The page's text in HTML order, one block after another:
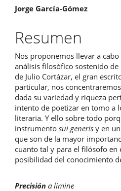
Contenido
principal
del
artículo
Jorge García-Gómez
Resumen
Nos proponemos llevar a
análisis filosófico sostenido de
de Julio Cortázar, el gran
particular, nos
dada su variedad y riqueza
intento de poetizar en tomo a
literaria. Y ello sobre todo
instrumento sui generis y en
que son de la mayor
cuanto tal y para el filósofo en
posibilidad del conocimiento
Precisión a limine